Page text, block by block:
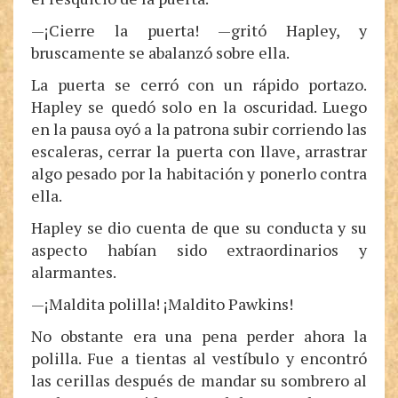
—¡Cierre la puerta! —gritó Hapley, y
bruscamente se abalanzó sobre ella.
La puerta se cerró con un rápido portazo.
Hapley se quedó solo en la oscuridad. Luego
en la pausa oyó a la patrona subir corriendo las
escaleras, cerrar la puerta con llave, arrastrar
algo pesado por la habitación y ponerlo contra
ella.
Hapley se dio cuenta de que su conducta y su
aspecto habían sido extraordinarios y
alarmantes.
—¡Maldita polilla! ¡Maldito Pawkins!
No obstante era una pena perder ahora la
polilla. Fue a tientas al vestíbulo y encontró
las cerillas después de mandar su sombrero al